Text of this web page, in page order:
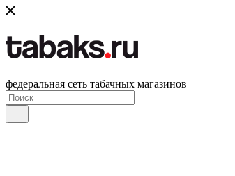
федеральная сеть табачных магазинов